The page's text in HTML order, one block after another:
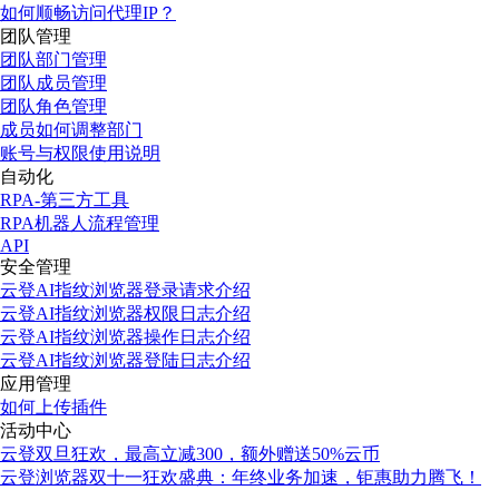
如何顺畅访问代理IP？
团队管理
团队部门管理
团队成员管理
团队角色管理
成员如何调整部门
账号与权限使用说明
自动化
RPA-第三方工具
RPA机器人流程管理
API
安全管理
云登AI指纹浏览器登录请求介绍
云登AI指纹浏览器权限日志介绍
云登AI指纹浏览器操作日志介绍
云登AI指纹浏览器登陆日志介绍
应用管理
如何上传插件
活动中心
云登双旦狂欢，最高立减300，额外赠送50%云币
云登浏览器双十一狂欢盛典：年终业务加速，钜惠助力腾飞！